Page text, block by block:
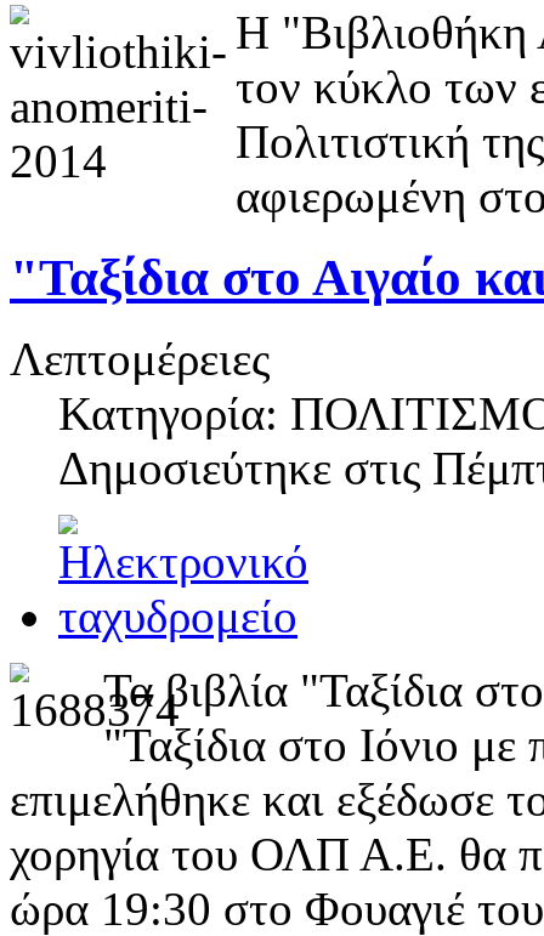
Η "Βιβλιοθήκη
τον κύκλο των
Πολιτιστική
αφιερωμένη
"Ταξίδια στο Αιγαίο
Λεπτομέρειες
Κατηγορία:
Δημοσιεύτηκε στις
Τα βιβλία "Ταξίδια
"Ταξίδια στο Ιόνιο
επιμελήθηκε και εξέδωσε
χορηγία του ΟΛΠ Α.Ε. θα
ώρα 19:30 στο Φουαγιέ